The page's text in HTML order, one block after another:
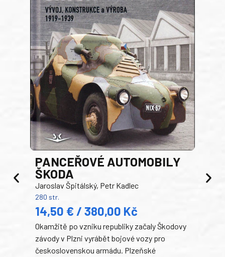
PANCEŘOVÉ AUTOMOBILY
ŠKODA
Jaroslav Špitálský, Petr Kadlec
280 str.
14,50 € / 380,00 Kč
Okamžitě po vzniku republiky začaly Škodovy
závody v Plzni vyrábět bojové vozy pro
československou armádu. Plzeňské